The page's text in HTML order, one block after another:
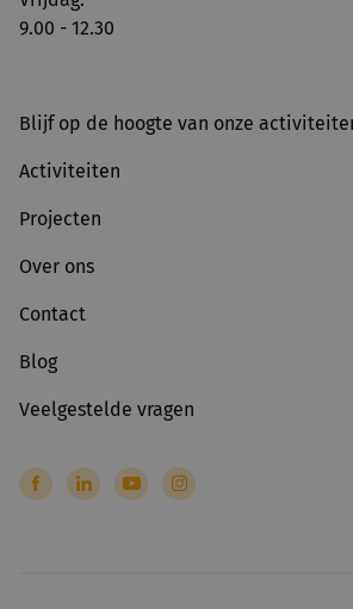
9.00 - 12.30
Blijf op de hoogte van onze
Activiteiten
Projecten
Over ons
Contact
Blog
Veelgestelde vragen